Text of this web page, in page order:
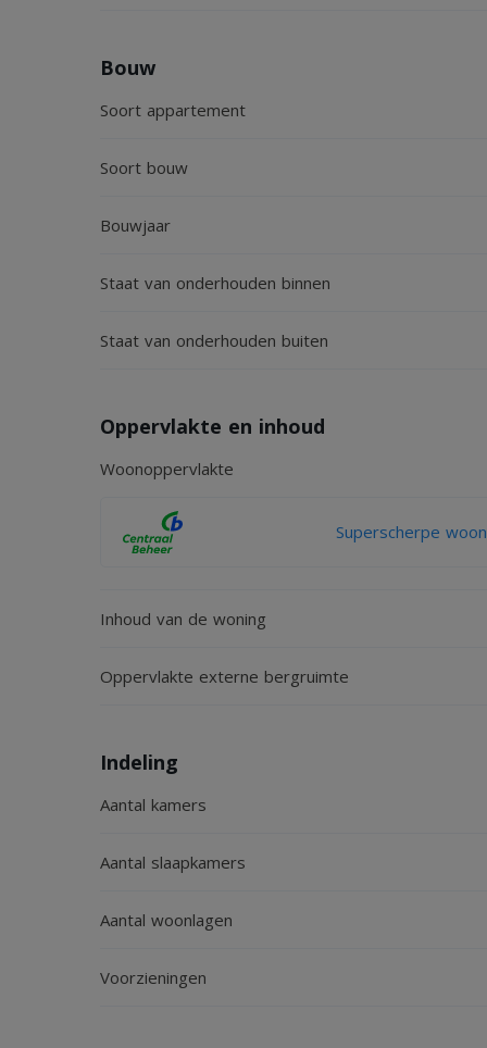
Bouw
Soort appartement
Soort bouw
Bouwjaar
Staat van onderhouden binnen
Staat van onderhouden buiten
Oppervlakte en inhoud
Woonoppervlakte
Superscherpe
Inhoud van de woning
Oppervlakte externe bergruimte
Indeling
Aantal kamers
Aantal slaapkamers
Aantal woonlagen
Voorzieningen